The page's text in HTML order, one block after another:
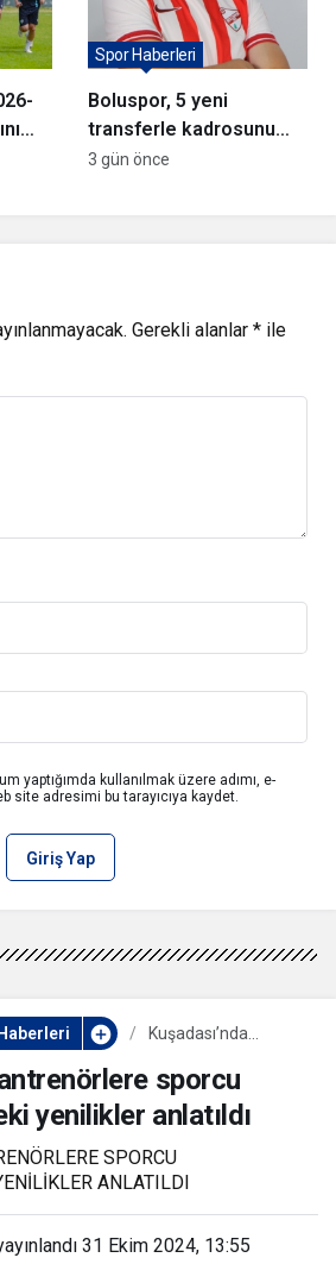
Boluspor, 5 yeni
transferle kadrosunu
güçlendirdi
Spor Haberleri
3 gün önce
Gerekli alanlar * ile
yaptığımda kullanılmak üzere adımı, e-
site adresimi bu tarayıcıya kaydet.
Giriş Yap
Kuşadası’nda
beslenmesindeki
yenilikler anlatıldı
sporcu
yenilikler anlatıldı
SPORCU
ANLATILDI
31 Ekim 2024, 13:55